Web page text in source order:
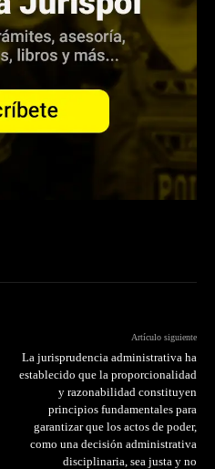
Artículo siguiente
La jurisprudencia administrativa ha
establecido que la proporcionalidad
y razonabilidad constituyen
principios fundamentales para
garantizar que los actos de poder,
como una decisión administrativa
disciplinaria, sea justa y no